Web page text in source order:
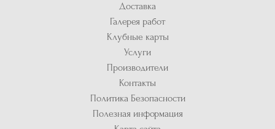
Доставка
Галерея работ
Клубные карты
Услуги
Производители
Контакты
Политика Безопасности
Полезная информация